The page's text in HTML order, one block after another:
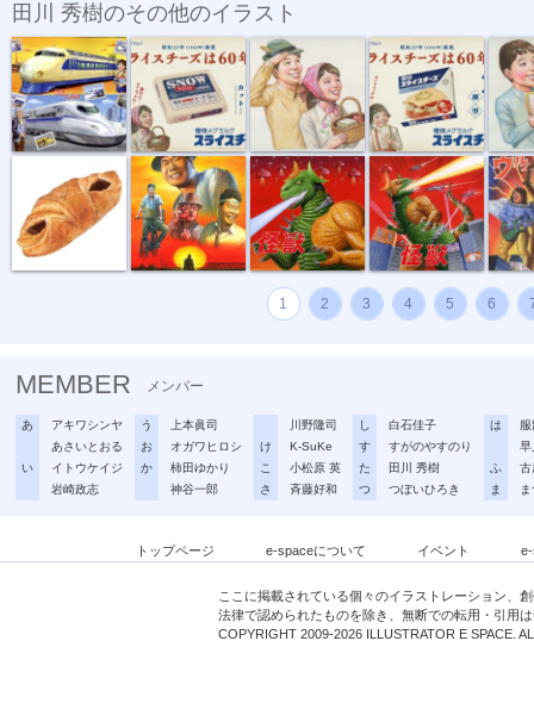
田川 秀樹のその他のイラスト
時刻表2024年... 雪印スライス... 雪印スライス...
リアル パン... リアルイラス... 肉チョモラン... 肉チョモラン... ウル
1 2 3 4 5 6
MEMBER メンバー
あ
アキワシンヤ
あさいとおる
い
イトウケイジ
岩崎政志
う
上本眞司
お
オガワヒロシ
か
柿田ゆかり
神谷一郎
川野隆司
け
K-SuKe
こ
小松原 英
さ
斉藤好和
し
白石佳子
す
すがのやすのり
た
田川 秀樹
つ
つぼいひろき
は
早
ふ
古
ま
トップページ e-spaceについて イベント
ここに掲載されている個々のイラストレーション、
法律で認められたものを除き、無断での転用・引用
COPYRIGHT 2009-2026 ILLUSTRATOR E SPACE.